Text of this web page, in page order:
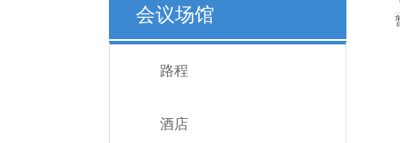
会议场馆
路程
酒店